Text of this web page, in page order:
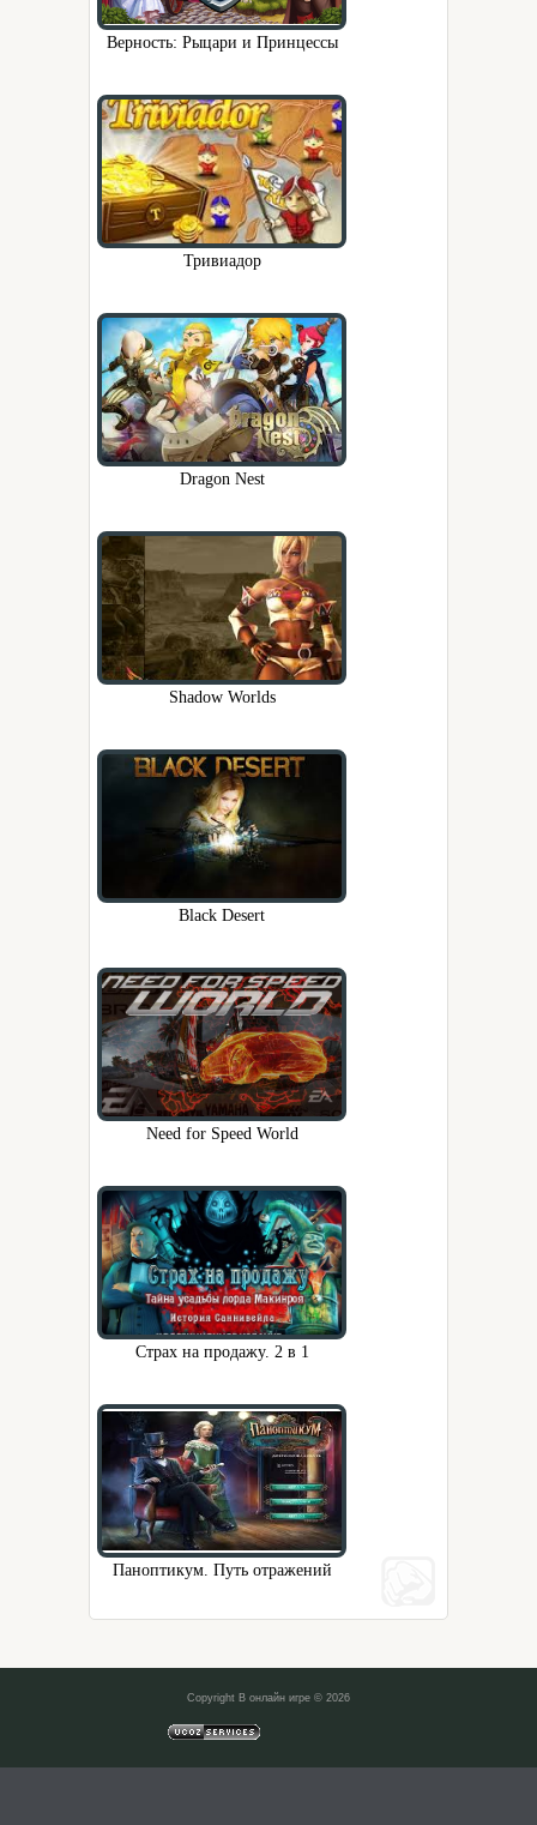
Верность: Рыцари и Принцессы
Тривиадор
Dragon Nest
Shadow Worlds
Black Desert
Need for Speed World
Страх на продажу. 2 в 1
Паноптикум. Путь отражений
Copyright В онлайн игре © 2026